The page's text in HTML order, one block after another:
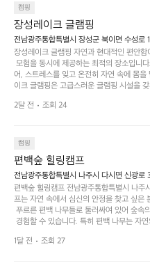
으며 깊은 숙면을 취할 수 있는 기회를 제
다채로운 야외 활동을 제공합니다. 특히
되어 있어 부모님들과 함께 즐거운 시간을
리를 탐험하는 재미도 포레스트 창평의 매
적으로 재방문하는 이들이 많아 인기가 날
핑 그 이상을 제공하며, 자연을 사랑하는
잡았습니다.  인기 정도: ★★★★★
캠핑
장성레이크 글램핑
전남광주통합특별시 장성군 북이면 수성로
장성레이크 글램핑 자연과 현대적인 편안
모험을 동시에 제공하는 최적의 장소입니
어, 스트레스를 잊고 온전히 자연 속에 몸
이크 글램핑은 고급스러운 글램핑 시설을
오면 사치스러운 휴식이 가능해집니다. 독
한 사람과 함께 따뜻한 이야기를 나눌 수 있
을 창출하는 시간이 될 것입니다. 특히 식
티와 지역에서 나는 신선한 재료로 만든 다
장성레이크 글램핑은 그 아름다운 경관과
주목받고 있는 캠핑장 중 하나입니다. 주말
미리 일정을 계획하시는 것이 좋습니다.
람들과 함께하세요. 당신의 대자연 속 힐링
방문해봐야 할 명소로 자리매김하였습
2달 전 조회 24
캠핑
편백숲 힐링캠프
전남광주통합특별시 나주시 다시면 신광로
편백숲 힐링캠프 전남광주통합특별시 나
프는 자연 속에서 심신의 안정을 찾고 싶은
푸르른 편백 나무들로 둘러싸여 있어 숲속
경험할 수 있습니다. 특히 편백 나무는 자
마향이 심리적 안정감을 가져다줍니다. 이
피 한 잔은 그 어떤 도시의 카페에서 느끼
1달 전 조회 27